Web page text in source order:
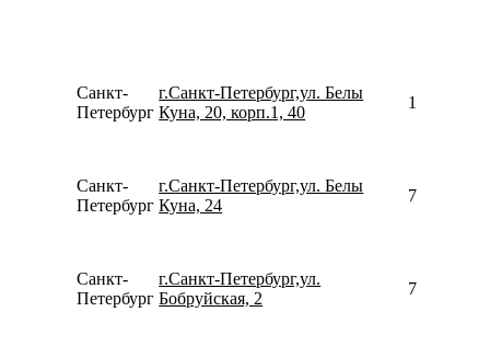
Санкт-
Петербург
г.Санкт-Петербург,ул. Белы
Куна, 20, корп.1, 40
Санкт-
Петербург
г.Санкт-Петербург,ул. Белы
Куна, 24
Санкт-
Петербург
г.Санкт-Петербург,ул.
Бобруйская, 2